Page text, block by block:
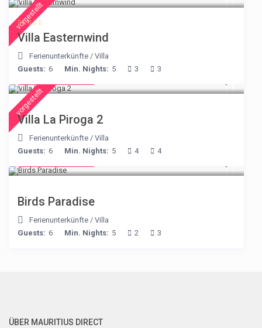
vorgestellt
Villa Easternwind
Ferienunterkünfte /Villa
Guests: 6 Min. Nights: 5 3 3
vorgestellt
Villa La Piroga 2
Ferienunterkünfte /Villa
Guests: 6 Min. Nights: 5 4 4
Birds Paradise
Ferienunterkünfte /Villa
Guests: 6 Min. Nights: 5 2 3
ÜBER MAURITIUS DIRECT